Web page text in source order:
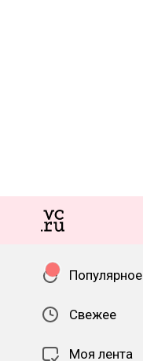
Популярное
Свежее
Моя лента